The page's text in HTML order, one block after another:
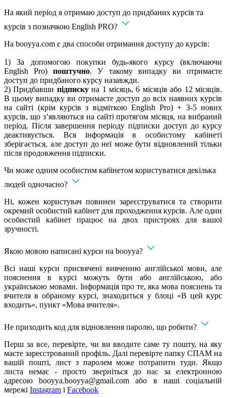
На який період я отримаю доступ до придбаних курсів та
курсів з позначкою English PRO?
На booyya.com є два способи отримання доступу до курсів:
1) За допомогою покупки будь-якого курсу (включаючи
English Pro)поштучно. У такому випадку ви отримаєте
доступ до придбаного курсу назавжди.
2) Придбавши підпискуна 1 місяць, 6 місяців або 12 місяців.
В цьому випадку ви отримаєте доступ до всіх наявних курсів
на сайті (крім курсів з відміткою English Pro) + 3-5 нових
курсів, що з’являються на сайті протягом місяця, на вибраний
період. Після завершення періоду підписки доступ до курсу
деактивується. Вся інформація в особистому кабінеті
зберігається, але доступ до неї може бути відновлений тільки
після продовження підписки.
Чи може одним особистим кабінетом користуватися декілька
людей одночасно?
Ні, кожен користувач повинен зареєструватися та створити
окремий особистий кабінет для проходження курсів. Але один
особистий кабінет працює на двох пристроях для вашої
зручності.
Якою мовою написані курси на booyya?
Всі наші курси присвячені вивченню англійської мови, але
пояснення в курсі можуть бути або англійською, або
українською мовами. Інформація про те, яка мова пояснень та
вчителя в обраному курсі, знаходиться у блоці «В цей курс
входить», пункт «Мова вчителя».
Не приходить код для відновлення паролю, що робити?
Перш за все, перевірте, чи ви вводите саме ту пошту, на яку
маєте зареєстрований профіль. Далі перевірте папку СПАМ на
вашій пошті, лист з паролем може потрапити туди. Якщо
листа немає - просто зверніться до нас за електронною
адресоюbooyya.booyya@gmail.com або в наші соціальній
мережі Instagram і Facebook